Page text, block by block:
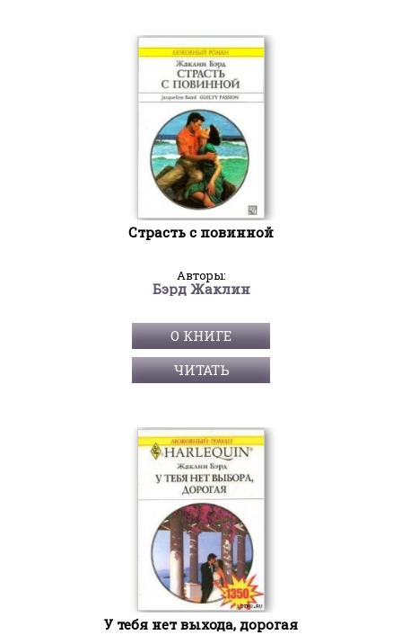
Страсть с повинной
Авторы:
Бэрд Жаклин
О КНИГЕ
ЧИТАТЬ
У тебя нет выхода, дорогая